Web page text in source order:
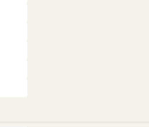
高さ90cm ダークオ
シェルフ タナリオ